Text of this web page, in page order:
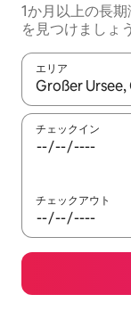
1か月以上の長
を見つけましょう
エリア
検索結果が表示
チェックイン
チェックアウト